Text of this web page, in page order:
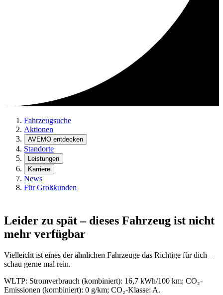
Fahrzeugsuche
Aktionen
AVEMO entdecken
Standorte
Leistungen
Karriere
News
Für Großkunden
Leider zu spät – dieses Fahrzeug ist nicht
mehr verfügbar
Vielleicht ist eines der ähnlichen Fahrzeuge das Richtige für dich –
schau gerne mal rein.
WLTP: Stromverbrauch (kombiniert): 16,7 kWh/100 km; CO₂-
Emissionen (kombiniert): 0 g/km; CO₂-Klasse: A.